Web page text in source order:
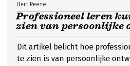
Professioneel leren
zien van persoonlijke
Bert Peene
Dit artikel belicht hoe
te zien is van persoonlijke